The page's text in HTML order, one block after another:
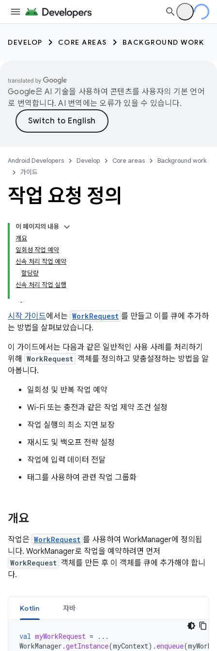
DEVELOP CORE AREAS BACKGROUND WORK
Google은 AI 기술을 사용하여 콘텐츠를 사용자의 기본 언어
로 번역합니다. AI 번역에는 오류가 있을 수 있습니다.
Android Developers Develop Core areas
Background work
가이드
작업 요청 정의
이 페이지의 내용
개요
일회성 작업 예약
신속 처리 작업 예약
할당량
신속 처리 작업 실행
시작 가이드에서는 WorkRequest 를 만들고 이를 큐에 추가하
는 방법을 살펴보았습니다.
이 가이드에서는 다음과 같은 일반적인 사용 사례를 처리하기
위해
WorkRequest 객체를 정의하고 맞춤설정하는 방법을 알
아봅니다.
일회성 및 반복 작업 예약
Wi-Fi 또는 충전과 같은 작업 제약 조건 설정
작업 실행의 최소 지연 보장
재시도 및 백오프 전략 설정
작업에 입력 데이터 전달
태그를 사용하여 관련 작업 그룹화
개요
작업은 WorkRequest 를 사용하여 WorkManager에 정의됩
니다. WorkManager로 작업을 예약하려면 먼저
WorkRequest 객체를 만든 후 이 객체를 큐에 추가해야 합니
다.
Kotlin 자바
val myWorkRequest =
...
WorkManager .getInstance(myContext). enqueue(